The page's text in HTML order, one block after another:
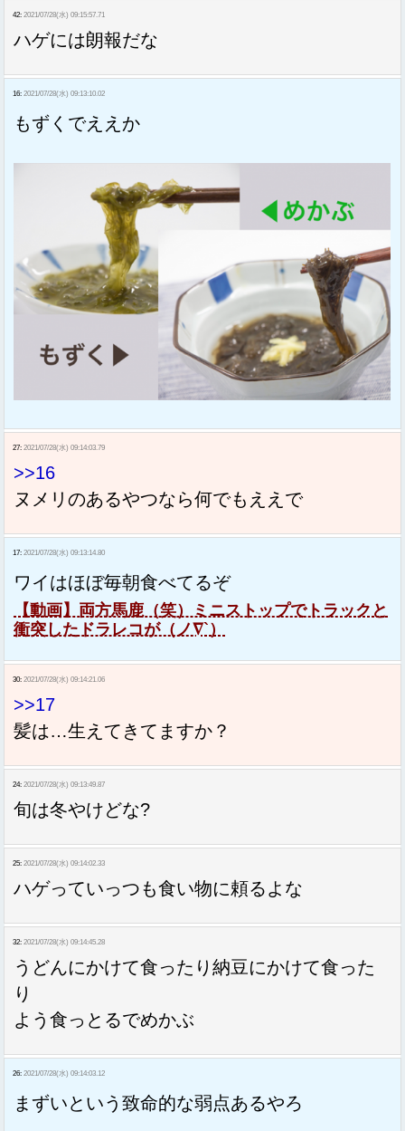
42: 2021/07/28(水) 09:15:57.71
ハゲには朗報だな
16: 2021/07/28(水) 09:13:10.02
もずくでええか
27: 2021/07/28(水) 09:14:03.79
>>16
ヌメリのあるやつなら何でもええで
17: 2021/07/28(水) 09:13:14.80
ワイはほぼ毎朝食べてるぞ
【動画】両方馬鹿（笑）ミニストップでトラックと
衝突したドラレコが（ノ∇`）
30: 2021/07/28(水) 09:14:21.06
>>17
髪は…生えてきてますか？
24: 2021/07/28(水) 09:13:49.87
旬は冬やけどな?
25: 2021/07/28(水) 09:14:02.33
ハゲっていっつも食い物に頼るよな
32: 2021/07/28(水) 09:14:45.28
うどんにかけて食ったり納豆にかけて食った
り
よう食っとるでめかぶ
26: 2021/07/28(水) 09:14:03.12
まずいという致命的な弱点あるやろ